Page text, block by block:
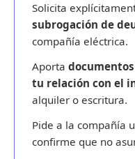
Solicita
subrogación de
compañía eléctrica.
Aporta
tu relación con el
alquiler o escritura.
Pide a la compañía
confirme que no